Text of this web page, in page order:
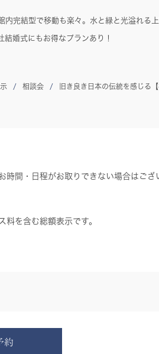
内完結型で移動も楽々。水と緑と光溢れる
婚式にもお得なプランあり！
相談会 旧き良き日本の伝統を感じる【
時間・日程がお取りできない場合はござ
を含む総額表示です。
約